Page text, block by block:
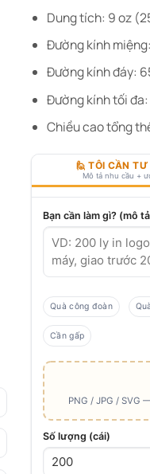
Dung tích: 9 oz
Đường kính
Đường kính đáy:
Đường kính tối đa:
Chiều cao tổng
🙋 TÔI CẦN
Mô tả nhu cầu +
Bạn cần làm gì? (mô
Quà công đoàn
Cần gấp
PNG / JPG / SVG
Số lượng (cái)